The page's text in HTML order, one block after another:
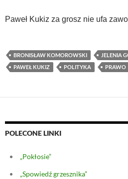
Paweł Kukiz za grosz nie ufa
BRONISŁAW KOMOROWSKI JELENIA
PAWEŁ KUKIZ
POLITYKA PRAWO
POLECONE LINKI
„Pokłosie”
„Spowiedź grzesznika”